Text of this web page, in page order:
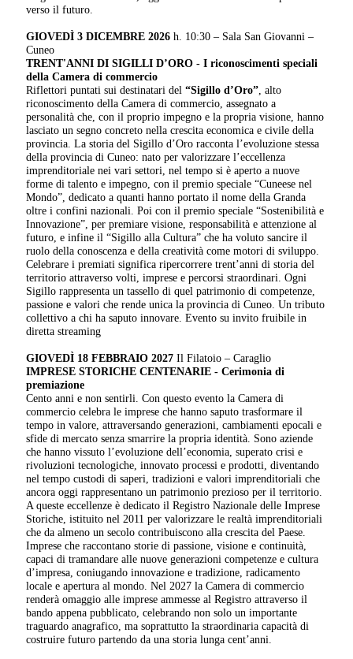
verso il futuro.
GIOVEDÌ 3 DICEMBRE 2026h. 10:30 – Sala San Giovanni –
Cuneo
TRENT'ANNI DI SIGILLI D’ORO -I riconoscimenti speciali
della Camera di commercio
Riflettori puntati sui destinatari del“Sigillo d’Oro” , alto
riconoscimento della Camera di commercio, assegnato a
personalità che, con il proprio impegno e la propria visione, hanno
lasciato un segno concreto nella crescita economica e civile della
provincia. La storia del Sigillo d’Oro racconta l’evoluzione stessa
della provincia di Cuneo: nato per valorizzare l’eccellenza
imprenditoriale nei vari settori, nel tempo si è aperto a nuove
forme di talento e impegno, con il premio speciale “Cuneese nel
Mondo”, dedicato a quanti hanno portato il nome della Granda
oltre i confini nazionali. Poi con il premio speciale “Sostenibilità e
Innovazione”, per premiare visione, responsabilità e attenzione al
futuro, e infine il “Sigillo alla Cultura” che ha voluto sancire il
ruolo della conoscenza e della creatività come motori di sviluppo.
Celebrare i premiati significa ripercorrere trent’anni di storia del
territorio attraverso volti, imprese e percorsi straordinari. Ogni
Sigillo rappresenta un tassello di quel patrimonio di competenze,
passione e valori che rende unica la provincia di Cuneo. Un tributo
collettivo a chi ha saputo innovare. Evento su invito fruibile in
diretta streaming
GIOVEDÌ 18 FEBBRAIO 2027Il Filatoio – Caraglio
IMPRESE STORICHE CENTENARIE -Cerimonia di
premiazione
Cento anni e non sentirli. Con questo evento la Camera di
commercio celebra le imprese che hanno saputo trasformare il
tempo in valore, attraversando generazioni, cambiamenti epocali e
sfide di mercato senza smarrire la propria identità. Sono aziende
che hanno vissuto l’evoluzione dell’economia, superato crisi e
rivoluzioni tecnologiche, innovato processi e prodotti, diventando
nel tempo custodi di saperi, tradizioni e valori imprenditoriali che
ancora oggi rappresentano un patrimonio prezioso per il territorio.
A queste eccellenze è dedicato il Registro Nazionale delle Imprese
Storiche, istituito nel 2011 per valorizzare le realtà imprenditoriali
che da almeno un secolo contribuiscono alla crescita del Paese.
Imprese che raccontano storie di passione, visione e continuità,
capaci di tramandare alle nuove generazioni competenze e cultura
d’impresa, coniugando innovazione e tradizione, radicamento
locale e apertura al mondo. Nel 2027 la Camera di commercio
renderà omaggio alle imprese ammesse al Registro attraverso il
bando appena pubblicato, celebrando non solo un importante
traguardo anagrafico, ma soprattutto la straordinaria capacità di
costruire futuro partendo da una storia lunga cent’anni.